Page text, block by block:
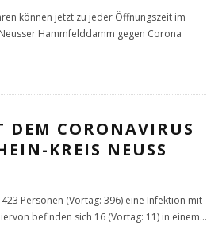
können jetzt zu jeder Öffnungszeit im
Hammfelddamm gegen Corona
CORONAVIRUS
KREIS NEUSS
Personen (Vortag: 396) eine Infektion mit
befinden sich 16 (Vortag: 11) in einem...